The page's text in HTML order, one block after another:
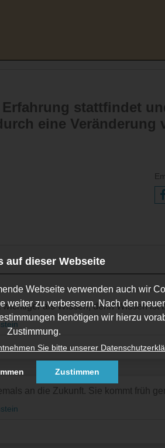
auf dieser Webseite
Webseite verwenden auch wir
weiter zu verbessern. Nach den
benötigen wir hierzu
Zustimmung.
Sie bitte unserer
Zustimmen
stattfindet
eine Veränderung
wichtiger als Wissen, denn Wissen ist
an die Zukunft. Sie kommt früh